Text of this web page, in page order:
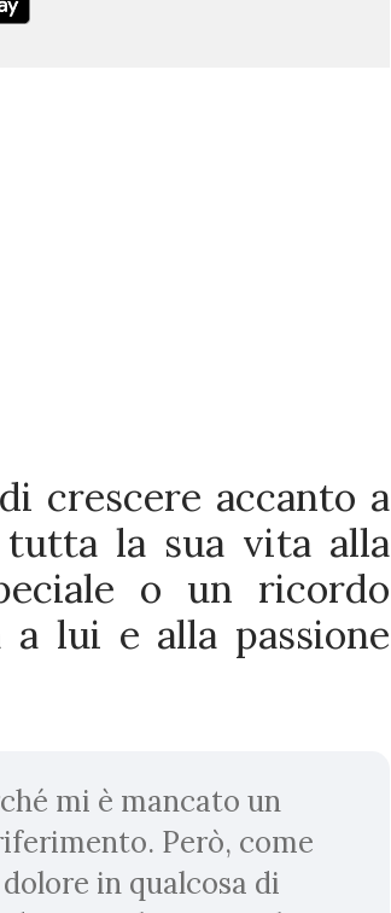
crescere accanto a
la sua vita alla
o un ricordo
lui e alla passione
mi è mancato un
Però, come
in qualcosa di